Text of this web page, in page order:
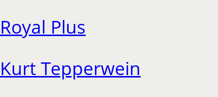
Royal Plus
Kurt Tepperwein